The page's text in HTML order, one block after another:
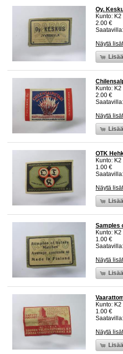
Oy.
Kunto:
2.00 €
Näytä
Kunto:
2.00 €
Näytä
OTK
Kunto:
1.00 €
Näytä
Samples
Kunto:
1.00 €
Näytä
Kunto:
1.00 €
Näytä